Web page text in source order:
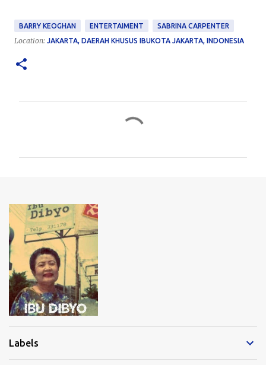
BARRY KEOGHAN ENTERTAIMENT SABRINA CARPENTER
Location: JAKARTA, DAERAH KHUSUS IBUKOTA JAKARTA, INDONESIA
n
t
s
Labels